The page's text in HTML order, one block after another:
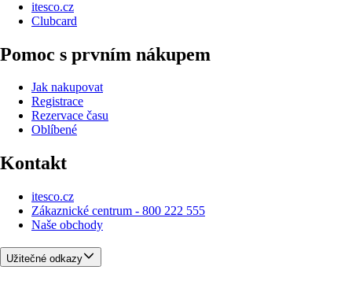
itesco.cz
Clubcard
Pomoc s prvním nákupem
Jak nakupovat
Registrace
Rezervace času
Oblíbené
Kontakt
itesco.cz
Zákaznické centrum - 800 222 555
Naše obchody
Užitečné odkazy